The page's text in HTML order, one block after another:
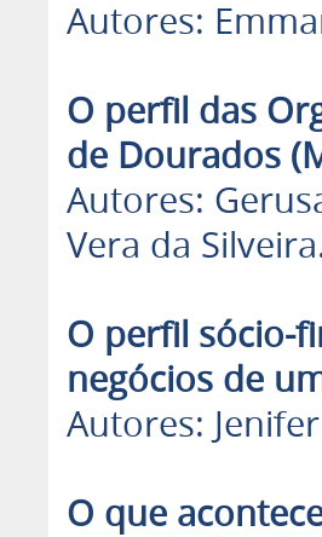
Autores:
O perfil das
de Dourados
Autores:
Vera da
O perfil sócio-
negócios de
Autores:
O que